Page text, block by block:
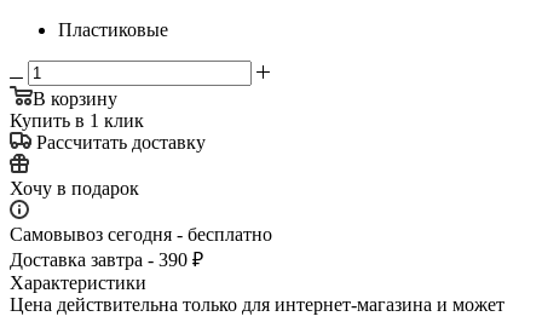
Пластиковые
В корзину
Купить в 1 клик
Рассчитать доставку
Хочу в подарок
Самовывоз сегодня - бесплатно
Доставка завтра - 390 ₽
Характеристики
Цена действительна только для интернет-магазина и может